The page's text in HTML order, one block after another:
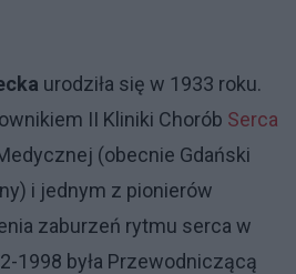
urodziła się w 1933 roku.
II Kliniki Chorób Serca
(obecnie Gdański
i jednym z pionierów
zaburzeń rytmu serca w
1998 była Przewodniczącą